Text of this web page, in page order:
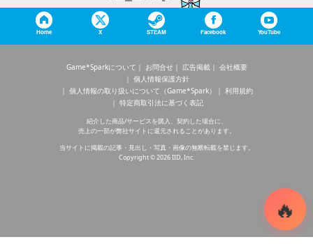
Home X STEAM Facebook YouTube
Game*Sparkについて お問合せ 広告掲載
会社概要
個人情報保護方針
個人情報の取り扱いについて（Game*Spark）
利用規約
特定商取引法に基づく表記
紹介した商品/サービスを購入、契約した場合に、
売上の一部が弊社サイトに還元されることがあります。
当サイトに掲載の記事・見出し・写真・画像の無断転載を禁じます。
Copyright © 2026 IID, Inc.